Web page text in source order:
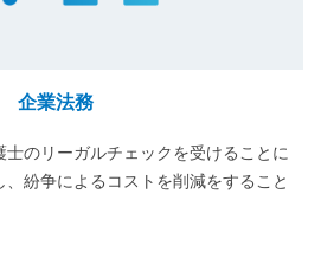
企業法務
のリーガルチェックを受けることに
紛争によるコストを削減をすること